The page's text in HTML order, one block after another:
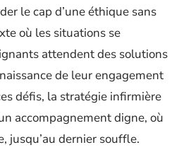
le cap d’une éthique sans
où les situations se
attendent des solutions
de leur engagement
défis, la stratégie infirmière
accompagnement digne, où
jusqu’au dernier souffle.